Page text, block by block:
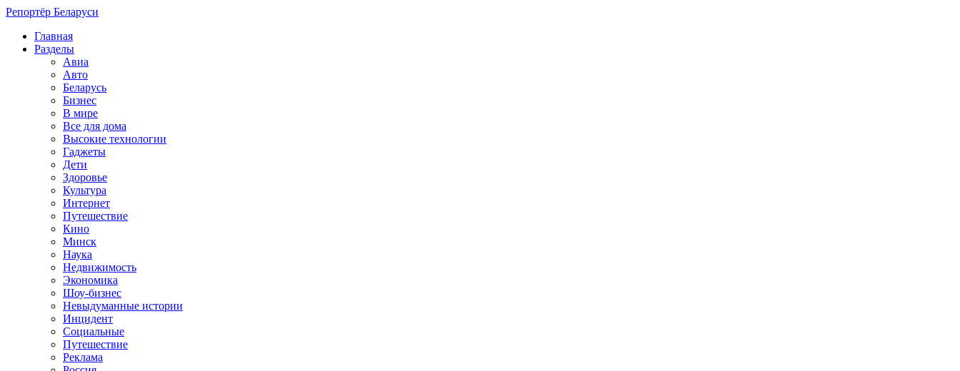
Репортёр Беларуси
Главная
Разделы
Авиа
Авто
Беларусь
Бизнес
В мире
Все для дома
Высокие технологии
Гаджеты
Дети
Здоровье
Культура
Интернет
Путешествие
Кино
Минск
Наука
Недвижимость
Экономика
Шоу-бизнес
Невыдуманные истории
Инцидент
Социальные
Путешествие
Реклама